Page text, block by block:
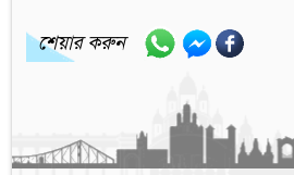
শেয়ার করুন